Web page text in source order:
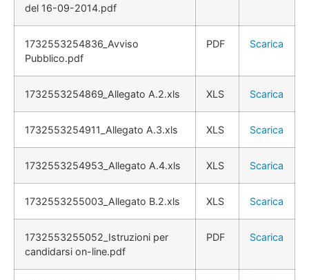
del 16-09-2014.pdf
1732553254836_Avviso
Pubblico.pdf
PDF Scarica
1732553254869_Allegato A.2.xls XLS Scarica
1732553254911_Allegato A.3.xls XLS Scarica
1732553254953_Allegato A.4.xls XLS Scarica
1732553255003_Allegato B.2.xls XLS Scarica
1732553255052_Istruzioni per
candidarsi on-line.pdf
PDF Scarica